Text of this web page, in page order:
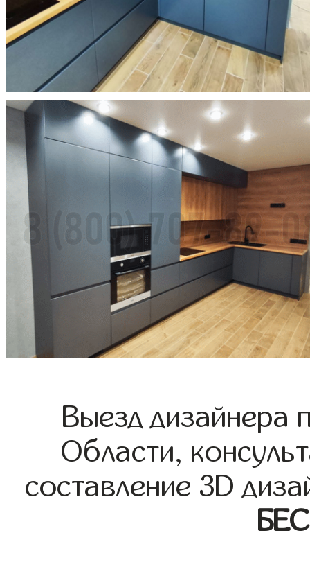
Выезд дизайнера
Области,
составление 3D